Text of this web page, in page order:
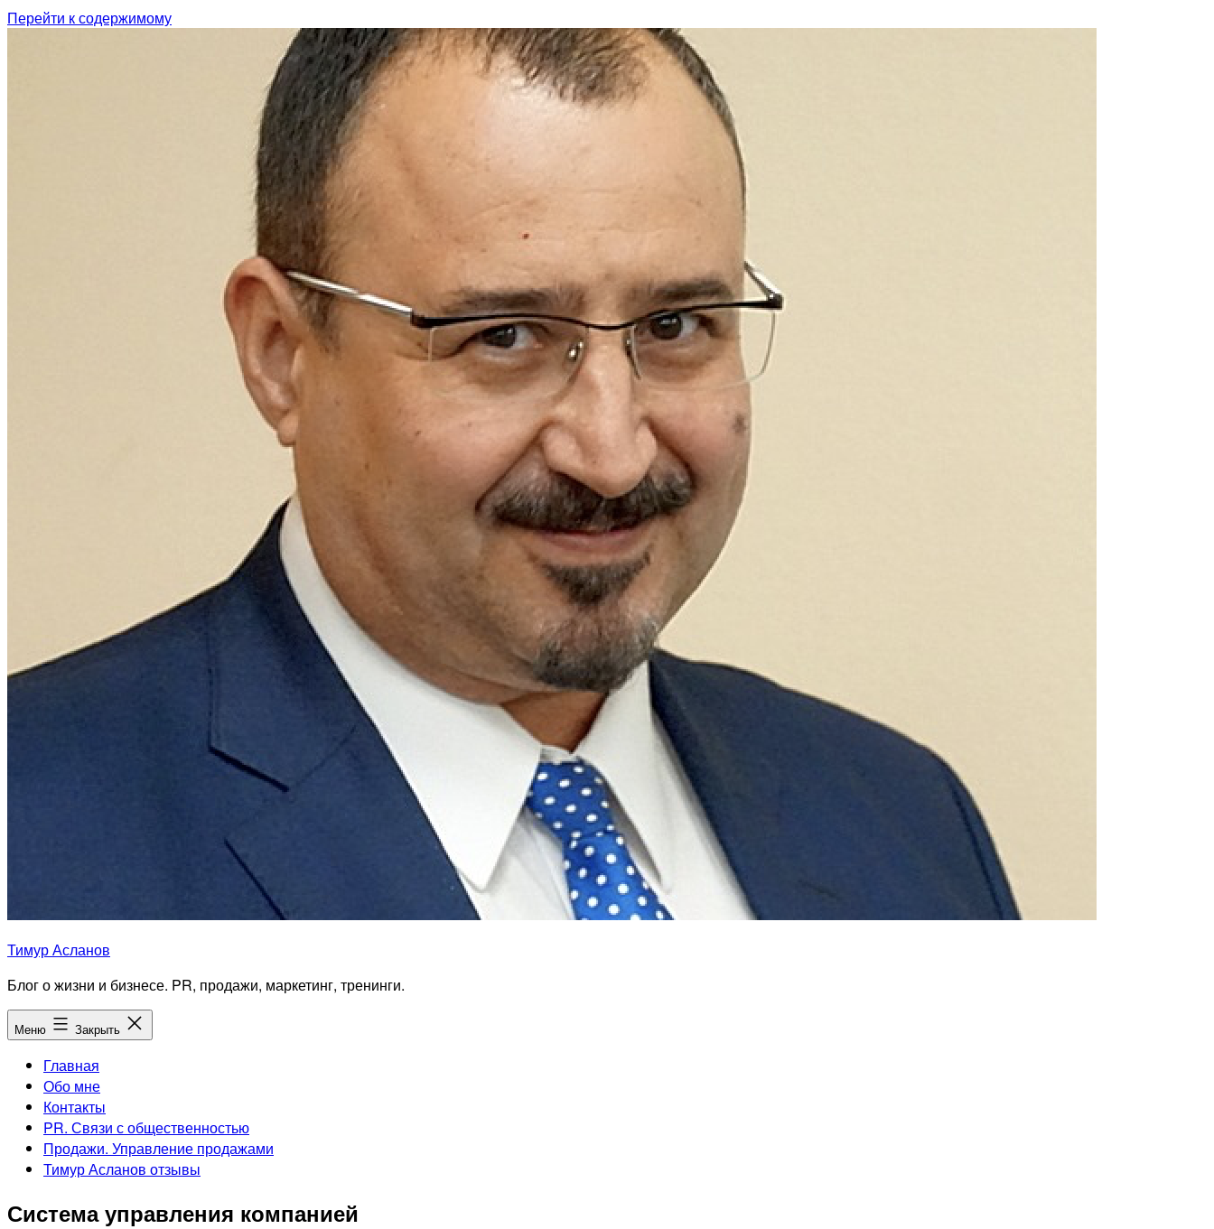
Перейти к содержимому
Тимур Асланов
Блог о жизни и бизнесе. PR, продажи, маркетинг, тренинги.
Меню Закрыть
Главная
Обо мне
Контакты
PR. Связи с общественностью
Продажи. Управление продажами
Тимур Асланов отзывы
Система управления компанией